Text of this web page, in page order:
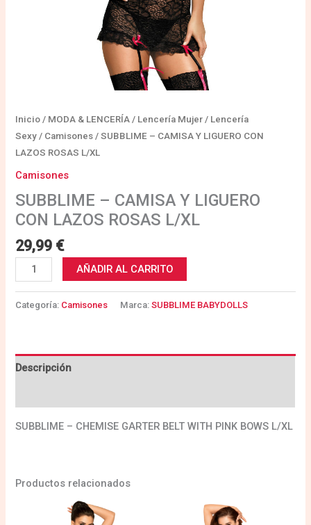
Inicio / MODA & LENCERÍA / Lencería Mujer / Lencería
Sexy / Camisones / SUBBLIME – CAMISA Y LIGUERO CON
LAZOS ROSAS L/XL
Camisones
SUBBLIME – CAMISA Y LIGUERO
CON LAZOS ROSAS L/XL
29,99 €
AÑADIR AL CARRITO
Categoría: Camisones Marca:SUBBLIME BABYDOLLS
Descripción
SUBBLIME – CHEMISE GARTER BELT WITH PINK BOWS L/XL
Productos relacionados